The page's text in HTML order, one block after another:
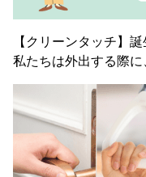
【クリーンタッチ】
私たちは外出する際に